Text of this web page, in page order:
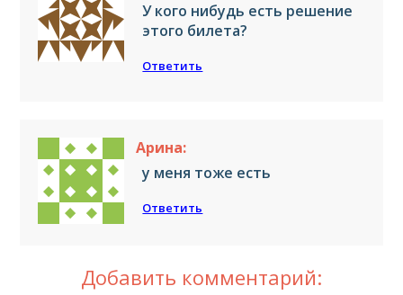
У кого нибудь есть решение
этого билета?
Ответить
Арина:
у меня тоже есть
Ответить
Добавить комментарий: